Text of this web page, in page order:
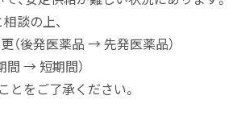
談の上、
後発医薬品 → 先発医薬品）
→ 短期間）
とをご了承ください。